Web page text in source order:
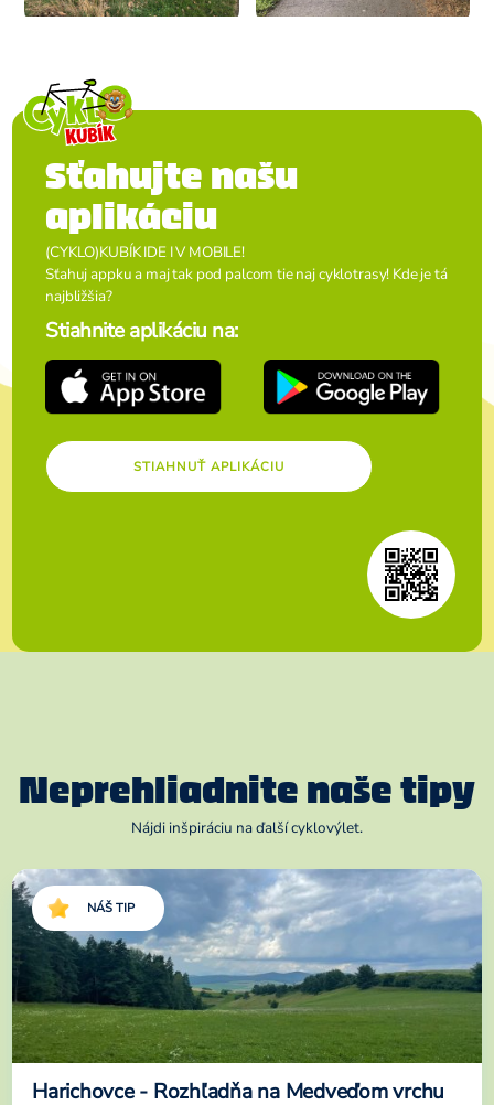
Sťahujte našu
aplikáciu
(CYKLO)KUBÍK IDE I V MOBILE!
Sťahuj appku a maj tak pod palcom tie naj cyklotrasy! Kde je tá
najbližšia?
Stiahnite aplikáciu na:
STIAHNUŤ APLIKÁCIU
Neprehliadnite naše tipy
Nájdi inšpiráciu na ďalší cyklovýlet.
NÁŠ TIP
Harichovce - Rozhľadňa na Medveďom vrchu